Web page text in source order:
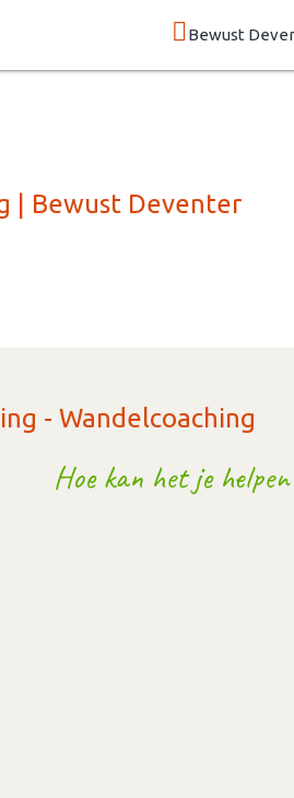
Bewust
| Bewust Deventer
- Wandelcoaching
Hoe kan het je